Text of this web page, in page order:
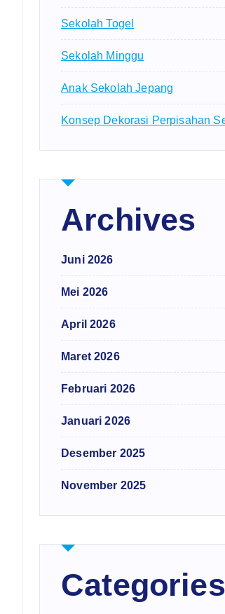
Sekolah Togel
Sekolah Minggu
Anak Sekolah Jepang
Konsep Dekorasi Perpisahan
Archives
Juni 2026
Mei 2026
April 2026
Maret 2026
Februari 2026
Januari 2026
Desember 2025
November 2025
Categories